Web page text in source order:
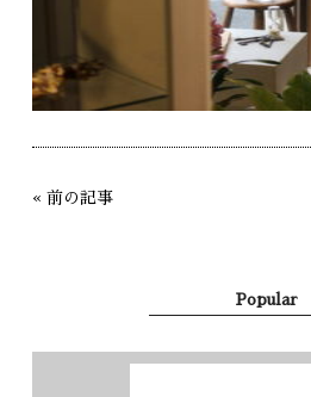
« 前の記事
Popular